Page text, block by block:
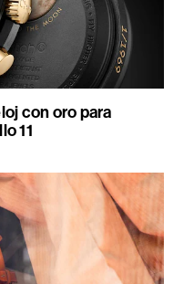
con oro para
11